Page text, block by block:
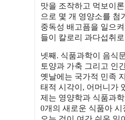
맛을 조작하고 먹보이
으로 몇 개 영양소를
중독성 배고픔을 일으
들이 칼로리 과다섭취
넷째. 식품과학이 음식
토양과 가축 그리고 인
옛날에는 국가적 민족
태적 시각이, 어머니가
제는 영양학과 식품과
0개의 새로운 식품아